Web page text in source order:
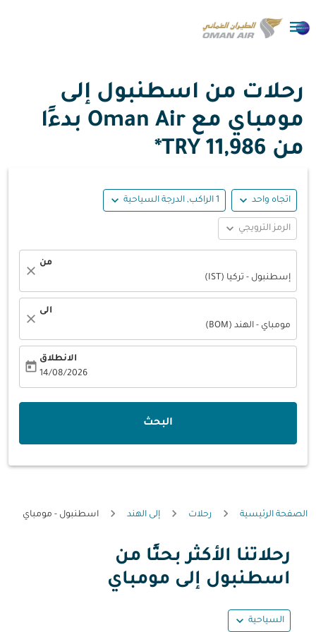

رحلات من اسطنبول إلى
مومباي مع Oman Air بدءًا
من 11,986 TRY*
اتجاه واحد expand_more 1 الراكب, الدرجة السياحية expand_more
الرمز الترويجي expand_more
من
إسطنبول - تركيا (IST)
close
الى
مومباي - الهند (BOM)
close
الانطلاق
14/08/2026
today
البحث
الصفحة الرئيسية رحلات إلى الهند اسطنبول - مومباي
رحلاتنا الأكثر بحثًا من
اسطنبول إلى مومباي
السياحية expand_more
حاول شهر آخر أو تفاعل مع الأيام أدناه للحصول على العروض.